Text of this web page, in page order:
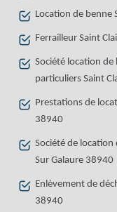
Location de benne
Ferrailleur Saint
Société location
particuliers Saint
Prestations de
38940
Société de location
Sur Galaure 38940
Enlèvement de
38940